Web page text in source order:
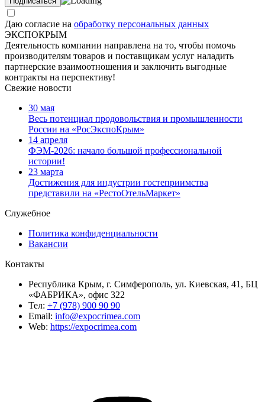
Даю согласие на обработку персональных данных
ЭКСПОКРЫМ
Деятельность компании направлена на то, чтобы помочь
производителям товаров и поставщикам услуг наладить
партнерские взаимоотношения и заключить выгодные
контракты на перспективу!
Свежие новости
30 мая
Весь потенциал продовольствия и промышленности
России на «РосЭкспоКрым»
14 апреля
ФЭМ-2026: начало большой профессиональной
истории!
23 марта
Достижения для индустрии гостеприимства
представили на «РестоОтельМаркет»
Служебное
Политика конфиденциальности
Вакансии
Контакты
Республика Крым, г. Симферополь, ул. Киевская, 41, БЦ
«ФАБРИКА», офис 322
Тел: +7 (978) 900 90 90
Email: info@expocrimea.com
Web: https://expocrimea.com